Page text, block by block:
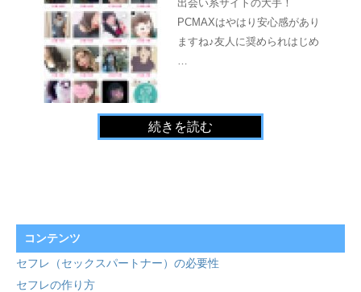
出会い系サイトの大手！
PCMAXはやはり安心感があり
ますね♪友人に奨められはじめ
続きを読む
コンテンツ
セフレ（セックスパートナー）の必要性
セフレの作り方